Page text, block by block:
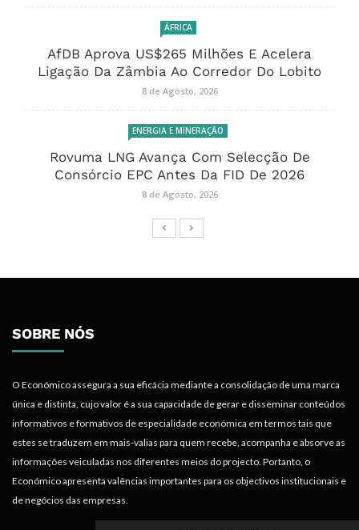
ÁFRICA
AfDB Aprova US$265 Milhões E Acelera
Ligação Da Zâmbia Ao Corredor Do Lobito
8 de Agosto, 2026
ENERGIA E MINERAÇÃO
Rovuma LNG Avança Com Selecção De
Consórcio EPC Antes Da FID De 2026
8 de Agosto, 2026
SOBRE NÓS
O Económico assegura a sua eficácia mediante a consolidação de uma marca
única e distinta, cujo valor é a sua capacidade de gerar e disseminar conteúdos
informativos e formativos de especialidade económica em termos tais que
estes se traduzem em mais-valias para quem recebe, acompanha e absorve as
informações veiculadas nos diferentes meios do projecto. Portanto, o
Económico apresenta valências importantes para os objectivos institucionais e
de negócios das empresas.